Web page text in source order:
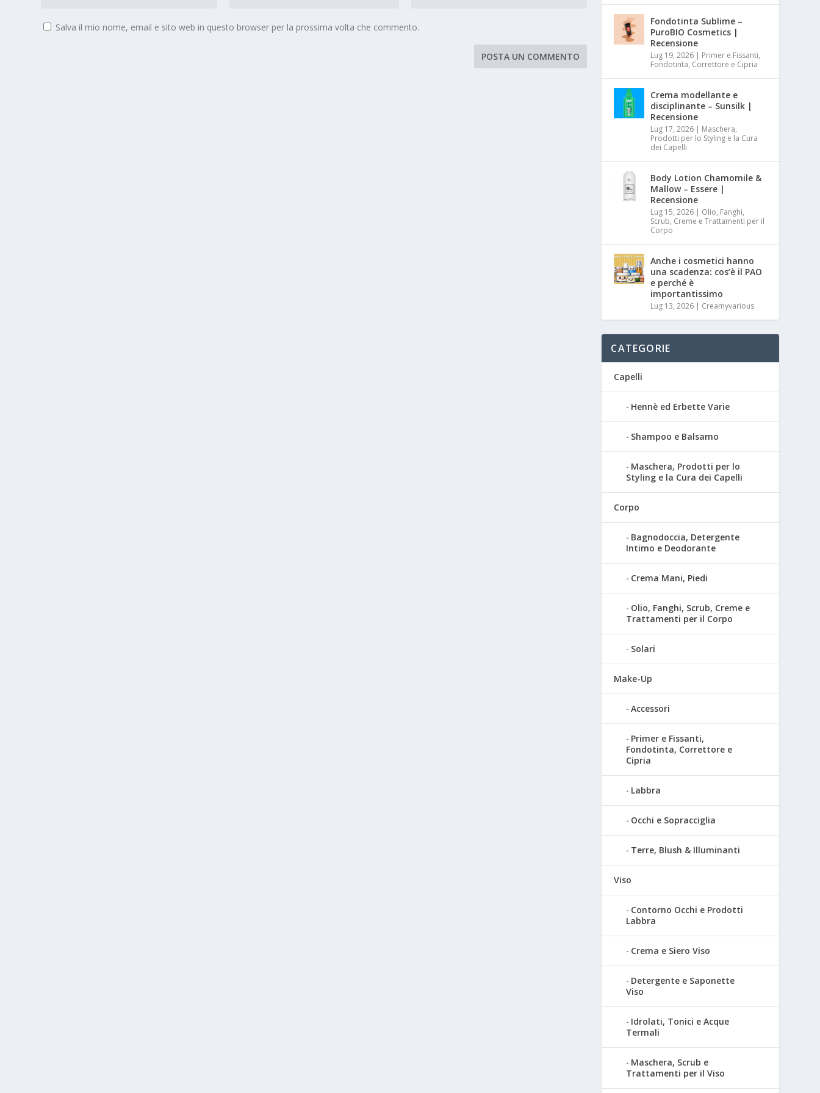
Salva il mio nome, email e sito web in questo browser per la prossima volta che commento.
Fondotinta Sublime –
PuroBIO Cosmetics |
Recensione
Lug 19, 2026 | Primer e Fissanti,
Fondotinta, Correttore e Cipria
Crema modellante e
disciplinante – Sunsilk |
Recensione
Lug 17, 2026 | Maschera,
Prodotti per lo Styling e la Cura
dei Capelli
Body Lotion Chamomile &
Mallow – Essere |
Recensione
Lug 15, 2026 | Olio, Fanghi,
Scrub, Creme e Trattamenti per il
Corpo
Anche i cosmetici hanno
una scadenza: cos’è il PAO
e perché è
importantissimo
Lug 13, 2026 | Creamyvarious
CATEGORIE
Capelli
Hennè ed Erbette Varie
Shampoo e Balsamo
Maschera, Prodotti per lo
Styling e la Cura dei Capelli
Corpo
Bagnodoccia, Detergente
Intimo e Deodorante
Crema Mani, Piedi
Olio, Fanghi, Scrub, Creme e
Trattamenti per il Corpo
Solari
Make-Up
Accessori
Primer e Fissanti,
Fondotinta, Correttore e
Cipria
Labbra
Occhi e Sopracciglia
Terre, Blush & Illuminanti
Viso
Contorno Occhi e Prodotti
Labbra
Crema e Siero Viso
Detergente e Saponette
Viso
Idrolati, Tonici e Acque
Termali
Maschera, Scrub e
Trattamenti per il Viso